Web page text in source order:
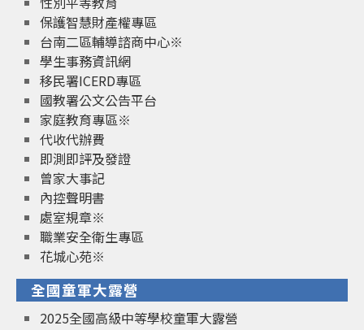
保護智慧財產權專區
台南二區輔導諮商中心※
學生事務資訊網
移民署ICERD專區
國教署公文公告平台
家庭教育專區※
代收代辦費
即測即評及發證
曾家大事記
內控聲明書
處室規章※
職業安全衛生專區
花城心苑※
全國童軍大露營
2025全國高級中等學校童軍大露營